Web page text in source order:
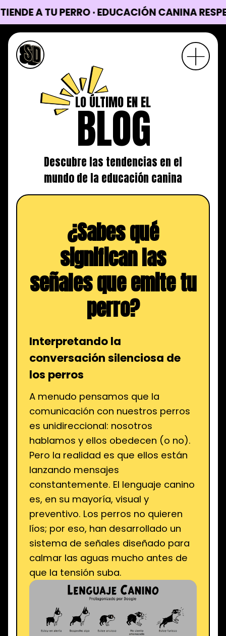
A TU PERRO · EDUCACIÓN CANINA
LO ÚLTIMO EN EL
BLOG
Descubre las tendencias en el
mundo de la educación canina
¿Sabes qué
significan las
señales que emite tu
perro?
Interpretando la
conversación silenciosa de
los perros
A menudo pensamos que la
comunicación con nuestros perros
es unidireccional: nosotros
hablamos y ellos obedecen (o no).
Pero la realidad es que ellos están
lanzando mensajes
constantemente. El lenguaje canino
es, en su mayoría, visual y
preventivo. Los perros no quieren
líos; por eso, han desarrollado un
sistema de señales diseñado para
calmar las aguas mucho antes de
que la tensión suba.